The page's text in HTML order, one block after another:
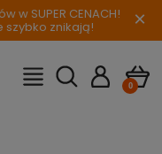
w SUPER CENACH!
szybko znikają! ×